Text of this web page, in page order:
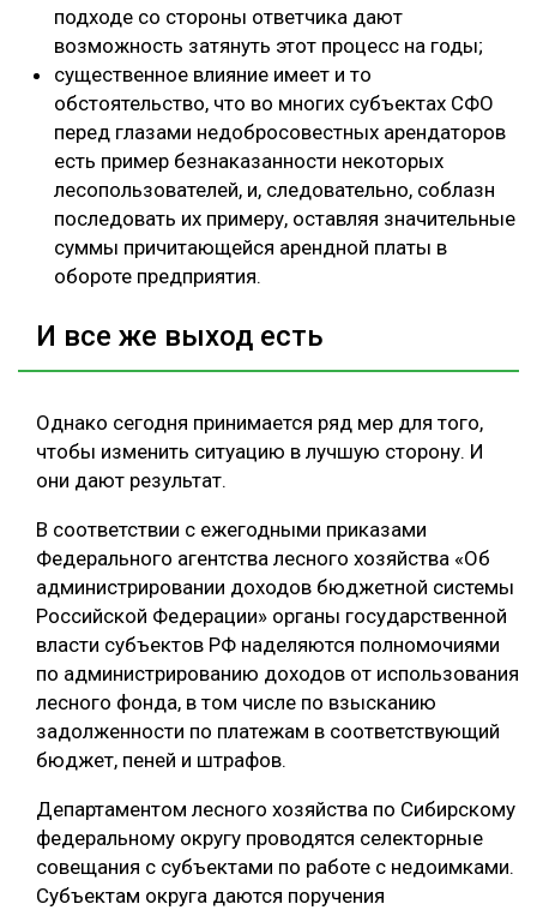
подходе со стороны ответчика дают
возможность затянуть этот процесс на годы;
существенное влияние имеет и то
обстоятельство, что во многих субъектах СФО
перед глазами недобросовестных арендаторов
есть пример безнаказанности некоторых
лесопользователей, и, следовательно, соблазн
последовать их примеру, оставляя значительные
суммы причитающейся арендной платы в
обороте предприятия.
И все же выход есть
Однако сегодня принимается ряд мер для того,
чтобы изменить ситуацию в лучшую сторону. И
они дают результат.
В соответствии с ежегодными приказами
Федерального агентства лесного хозяйства «Об
администрировании доходов бюджетной системы
Российской Федерации» органы государственной
власти субъектов РФ наделяются полномочиями
по администрированию доходов от использования
лесного фонда, в том числе по взысканию
задолженности по платежам в соответствующий
бюджет, пеней и штрафов.
Департаментом лесного хозяйства по Сибирскому
федеральному округу проводятся селекторные
совещания с субъектами по работе с недоимками.
Субъектам округа даются поручения